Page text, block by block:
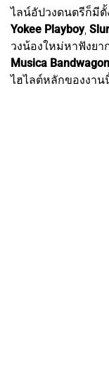
ไลน์อัปวงดนตรีก็มีตั้
Yokee Playboy, Slur
วงน้องใหม่หาฟังยา
Musica Bandwagon
ไฮไลต์หลักของงาน